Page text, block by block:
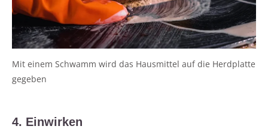
Mit einem Schwamm wird das Hausmittel auf die Herdplatte
gegeben
4. Einwirken